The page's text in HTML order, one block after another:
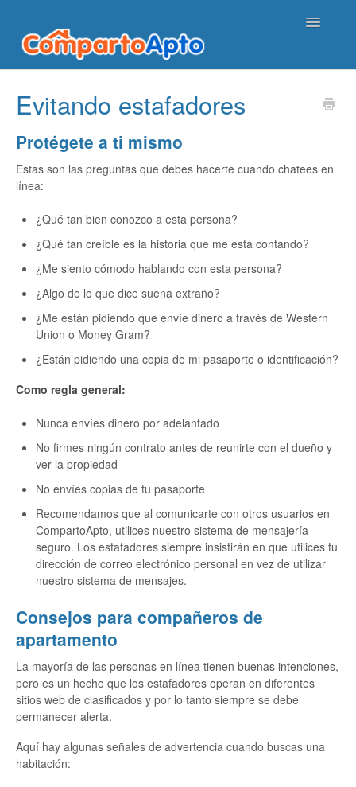
Toggle
Evitando estafadores
Protégete a ti mismo
Estas son las preguntas que debes hacerte cuando chatees en
línea:
¿Qué tan bien conozco a esta persona?
¿Qué tan creíble es la historia que me está contando?
¿Me siento cómodo hablando con esta persona?
¿Algo de lo que dice suena extraño?
¿Me están pidiendo que envíe dinero a través de Western
Union o Money Gram?
¿Están pidiendo una copia de mi pasaporte o identificación?
Como regla general:
Nunca envíes dinero por adelantado
No firmes ningún contrato antes de reunirte con el dueño y
ver la propiedad
No envíes copias de tu pasaporte
Recomendamos que al comunicarte con otros usuarios en
CompartoApto, utilices nuestro sistema de mensajería
seguro. Los estafadores siempre insistirán en que utilices tu
dirección de correo electrónico personal en vez de utilizar
nuestro sistema de mensajes.
Consejos para compañeros de
apartamento
La mayoría de las personas en línea tienen buenas intenciones,
pero es un hecho que los estafadores operan en diferentes
sitios web de clasificados y por lo tanto siempre se debe
permanecer alerta.
Aquí hay algunas señales de advertencia cuando buscas una
habitación: